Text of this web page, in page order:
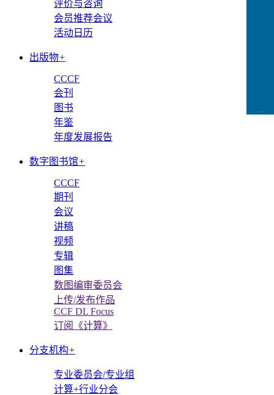
评价与咨询
会员推荐会议
活动日历
出版物+
CCCF
会刊
图书
年鉴
年度发展报告
数字图书馆+
CCCF
期刊
会议
讲稿
视频
专辑
图集
数图编审委员会
上传/发布作品
CCF DL Focus
订阅《计算》
分支机构+
专业委员会/专业组
计算+行业分会